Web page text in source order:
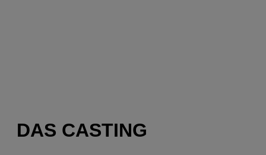
DAS CASTING